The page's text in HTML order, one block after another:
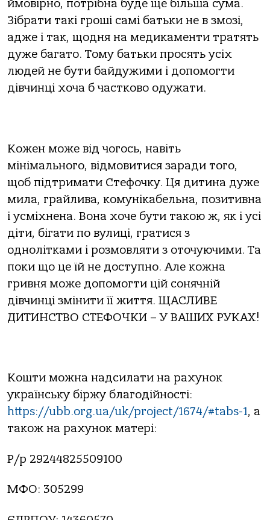
ймовірно, потрібна буде ще більша сума.
Зібрати такі гроші самі батьки не в змозі,
адже і так, щодня на медикаменти тратять
дуже багато. Тому батьки просять усіх
людей не бути байдужими і допомогти
дівчинці хоча б частково одужати.
Кожен може від чогось, навіть
мінімального, відмовитися заради того,
щоб підтримати Стефочку. Ця дитина дуже
мила, грайлива, комунікабельна, позитивна
і усміхнена. Вона хоче бути такою ж, як і усі
діти, бігати по вулиці, гратися з
однолітками і розмовляти з оточуючими. Та
поки що це їй не доступно. Але кожна
гривня може допомогти цій сонячній
дівчинці змінити її життя. ЩАСЛИВЕ
ДИТИНСТВО СТЕФОЧКИ – У ВАШИХ РУКАХ!
Кошти можна надсилати на рахунок
українську біржу благодійності:
https://ubb.org.ua/uk/project/1674/#tabs-1, а
також на рахунок матері:
Р/р 29244825509100
МФО: 305299